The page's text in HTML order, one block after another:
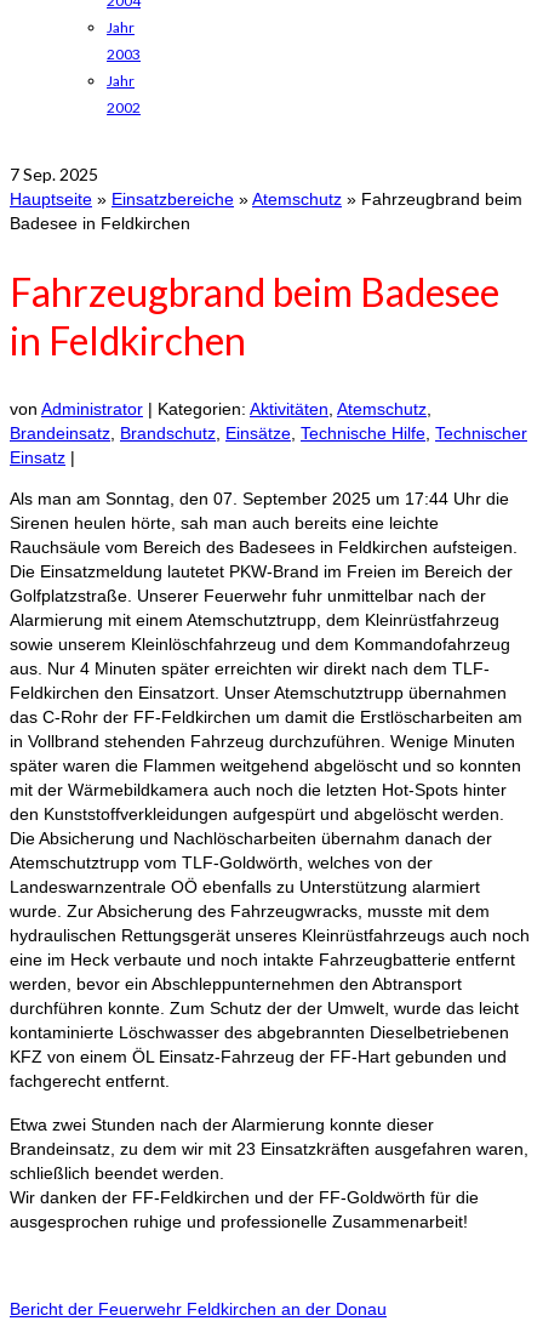
Jahr
2003
Jahr
2002
7Sep. 2025
Hauptseite » Einsatzbereiche »Atemschutz » Fahrzeugbrand beim
Badesee in Feldkirchen
Fahrzeugbrand beim Badesee
in Feldkirchen
von Administrator | Kategorien: Aktivitäten Atemschutz
Brandeinsatz Brandschutz Einsätze Technische Hilfe Technischer
Einsatz |
Als man am Sonntag, den 07. September 2025 um 17:44 Uhr die
Sirenen heulen hörte, sah man auch bereits eine leichte
Rauchsäule vom Bereich des Badesees in Feldkirchen aufsteigen.
Die Einsatzmeldung lautetet PKW-Brand im Freien im Bereich der
Golfplatzstraße. Unserer Feuerwehr fuhr unmittelbar nach der
Alarmierung mit einem Atemschutztrupp, dem Kleinrüstfahrzeug
sowie unserem Kleinlöschfahrzeug und dem Kommandofahrzeug
aus. Nur 4 Minuten später erreichten wir direkt nach dem TLF-
Feldkirchen den Einsatzort. Unser Atemschutztrupp übernahmen
das C-Rohr der FF-Feldkirchen um damit die Erstlöscharbeiten am
in Vollbrand stehenden Fahrzeug durchzuführen. Wenige Minuten
später waren die Flammen weitgehend abgelöscht und so konnten
mit der Wärmebildkamera auch noch die letzten Hot-Spots hinter
den Kunststoffverkleidungen aufgespürt und abgelöscht werden.
Die Absicherung und Nachlöscharbeiten übernahm danach der
Atemschutztrupp vom TLF-Goldwörth, welches von der
Landeswarnzentrale OÖ ebenfalls zu Unterstützung alarmiert
wurde. Zur Absicherung des Fahrzeugwracks, musste mit dem
hydraulischen Rettungsgerät unseres Kleinrüstfahrzeugs auch noch
eine im Heck verbaute und noch intakte Fahrzeugbatterie entfernt
werden, bevor ein Abschleppunternehmen den Abtransport
durchführen konnte. Zum Schutz der der Umwelt, wurde das leicht
kontaminierte Löschwasser des abgebrannten Dieselbetriebenen
KFZ von einem ÖL Einsatz-Fahrzeug der FF-Hart gebunden und
fachgerecht entfernt.
Etwa zwei Stunden nach der Alarmierung konnte dieser
Brandeinsatz, zu dem wir mit 23 Einsatzkräften ausgefahren waren,
schließlich beendet werden.
Wir danken der FF-Feldkirchen und der FF-Goldwörth für die
ausgesprochen ruhige und professionelle Zusammenarbeit!
Bericht der Feuerwehr Feldkirchen an der Donau